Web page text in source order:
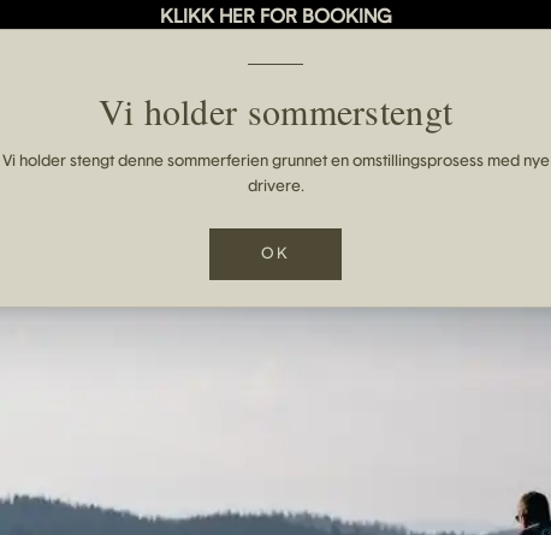
KLIKK HER FOR BOOKING
Vi holder sommerstengt
Vi holder stengt denne sommerferien grunnet en omstillingsprosess med nye
drivere.
OK